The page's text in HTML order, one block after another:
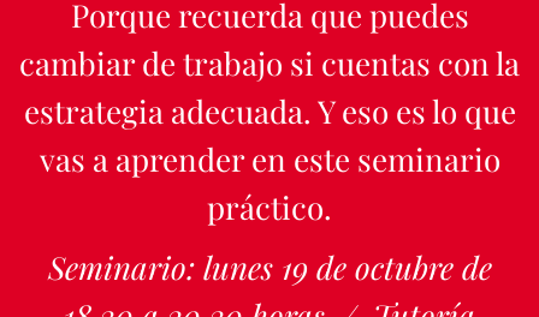
Porque recuerda que puedes
cambiar de trabajo si cuentas con la
estrategia adecuada. Y eso es lo que
vas a aprender en este seminario
práctico.
Seminario: lunes 19 de octubre de